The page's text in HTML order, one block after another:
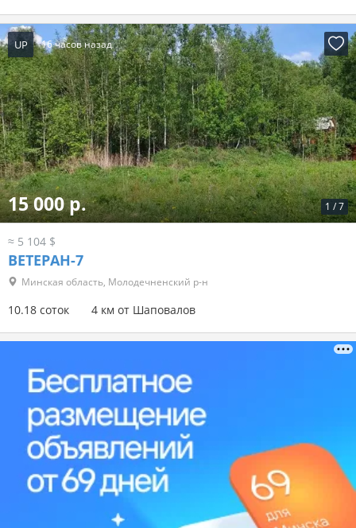
UP 16 часов назад
1 /7
15 000 р.
≈ 5 104 $
ВЕТЕРАН-7
Минская область, Молодечненский р-н
10.18 соток 4 км от Шаповалов